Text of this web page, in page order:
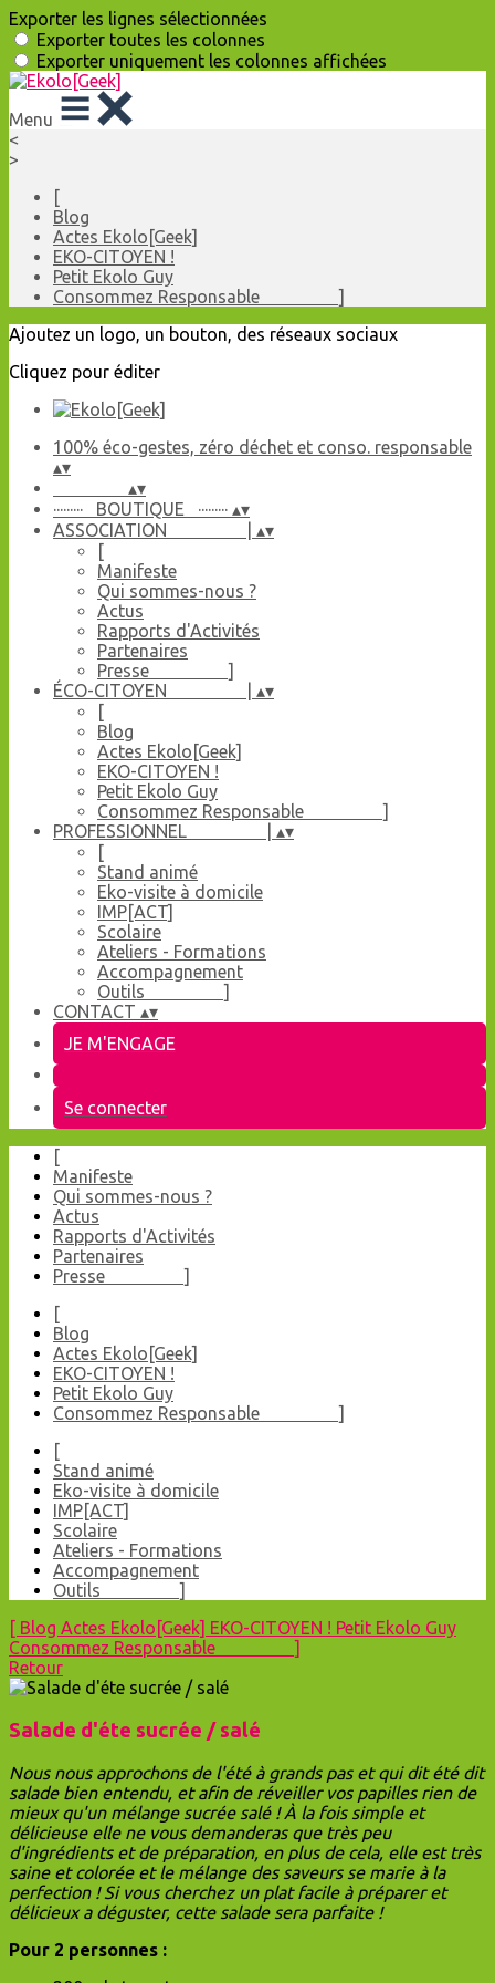
Exporter les lignes sélectionnées
Exporter toutes les colonnes
Exporter uniquement les colonnes affichées
Menu
<
>
[
Blog
Actes Ekolo[Geek]
EKO-CITOYEN !
Petit Ekolo Guy
Consommez Responsable ]
Ajoutez un logo, un bouton, des réseaux sociaux
Cliquez pour éditer
100% éco-gestes, zéro déchet et conso. responsable
▴▾
▴▾
········· BOUTIQUE ········· ▴▾
ASSOCIATION | ▴▾
[
Manifeste
Qui sommes-nous ?
Actus
Rapports d'Activités
Partenaires
Presse ]
ÉCO-CITOYEN | ▴▾
[
Blog
Actes Ekolo[Geek]
EKO-CITOYEN !
Petit Ekolo Guy
Consommez Responsable ]
PROFESSIONNEL | ▴▾
[
Stand animé
Eko-visite à domicile
IMP[ACT]
Scolaire
Ateliers - Formations
Accompagnement
Outils ]
CONTACT ▴▾
JE M'ENGAGE
Se connecter
[
Manifeste
Qui sommes-nous ?
Actus
Rapports d'Activités
Partenaires
Presse ]
[
Blog
Actes Ekolo[Geek]
EKO-CITOYEN !
Petit Ekolo Guy
Consommez Responsable ]
[
Stand animé
Eko-visite à domicile
IMP[ACT]
Scolaire
Ateliers - Formations
Accompagnement
Outils ]
[ Blog Actes Ekolo[Geek] EKO-CITOYEN ! Petit Ekolo Guy
Consommez Responsable ]
Retour
Salade d'éte sucrée / salé
Nous nous approchons de l'été à grands pas et qui dit été dit
salade bien entendu, et afin de réveiller vos papilles rien de
mieux qu'un mélange sucrée salé ! À la fois simple et
délicieuse elle ne vous demanderas que très peu
d'ingrédients et de préparation, en plus de cela, elle est très
saine et colorée et le mélange des saveurs se marie à la
perfection ! Si vous cherchez un plat facile à préparer et
délicieux a déguster, cette salade sera parfaite !
Pour 2 personnes :